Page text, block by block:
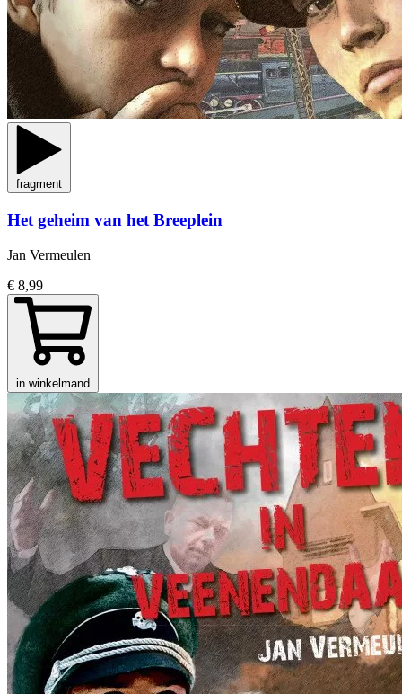
fragment
Het geheim van het Breeplein
Jan Vermeulen
€ 8,99
in winkelmand